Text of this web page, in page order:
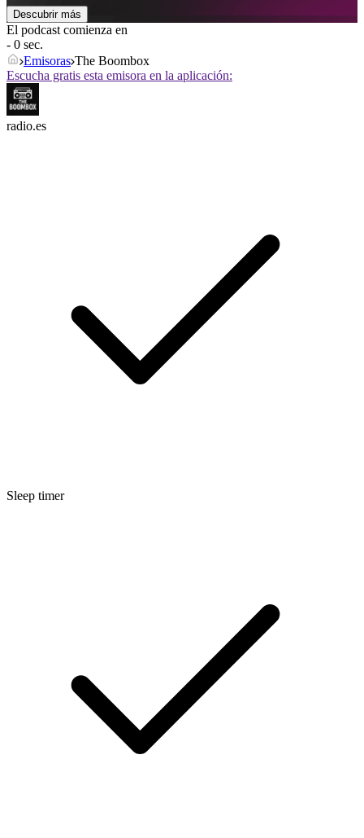
Descubrir más
El podcast comienza en
- 0 sec.
Emisoras The Boombox
Escucha gratis esta emisora en la aplicación:
radio.es
Sleep timer